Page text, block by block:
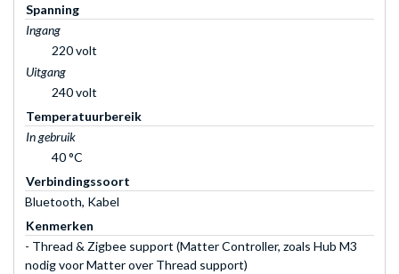
Spanning
Ingang
220 volt
Uitgang
240 volt
Temperatuurbereik
In gebruik
40 °C
Verbindingssoort
Bluetooth, Kabel
Kenmerken
- Thread & Zigbee support (Matter Controller, zoals Hub M3
nodig voor Matter over Thread support)